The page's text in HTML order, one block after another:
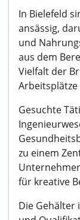
In Bielefeld
ansässig,
und
aus dem
Vielfalt der
Gesuchte
zu einem
für kreative
Die Gehälter